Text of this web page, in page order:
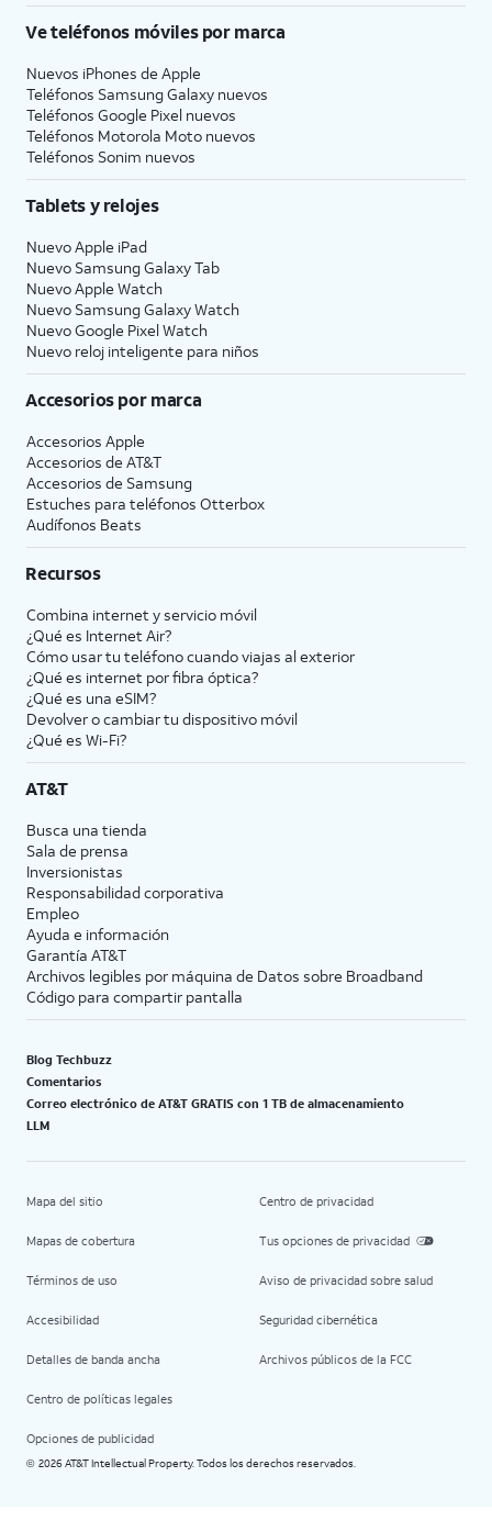
Ve teléfonos móviles por marca
Nuevos iPhones de Apple
Teléfonos Samsung Galaxy nuevos
Teléfonos Google Pixel nuevos
Teléfonos Motorola Moto nuevos
Teléfonos Sonim nuevos
Tablets y relojes
Nuevo Apple iPad
Nuevo Samsung Galaxy Tab
Nuevo Apple Watch
Nuevo Samsung Galaxy Watch
Nuevo Google Pixel Watch
Nuevo reloj inteligente para niños
Accesorios por marca
Accesorios Apple
Accesorios de AT&T
Accesorios de Samsung
Estuches para teléfonos Otterbox
Audífonos Beats
Recursos
Combina internet y servicio móvil
¿Qué es Internet Air?
Cómo usar tu teléfono cuando viajas al exterior
¿Qué es internet por fibra óptica?
¿Qué es una eSIM?
Devolver o cambiar tu dispositivo móvil
¿Qué es Wi-Fi?
AT&T
Busca una tienda
Sala de prensa
Inversionistas
Responsabilidad corporativa
Empleo
Ayuda e información
Garantía AT&T
Archivos legibles por máquina de Datos sobre Broadband
Código para compartir pantalla
Blog Techbuzz
Comentarios
Correo electrónico de AT&T GRATIS con 1 TB de almacenamiento
LLM
Mapa del sitio
Mapas de cobertura
Términos de uso
Accesibilidad
Detalles de banda ancha
Centro de políticas legales
Opciones de publicidad
Centro de privacidad
Tus opciones de privacidad
Aviso de privacidad sobre salud
Seguridad cibernética
Archivos públicos de la FCC
© 2026 AT&T Intellectual Property. Todos los derechos reservados.